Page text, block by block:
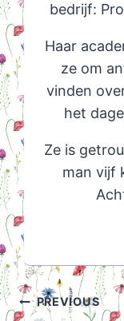
bedrijf:
Haar
ze om
vinden
het
Ze is
man vijf
Post
PREVIOUS